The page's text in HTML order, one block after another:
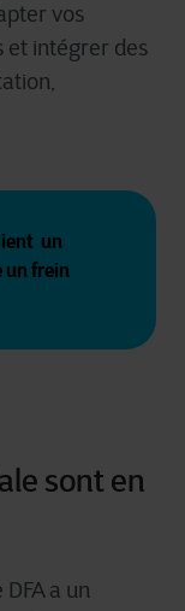
vos
et intégrer des
un
un frein
sont en
a un